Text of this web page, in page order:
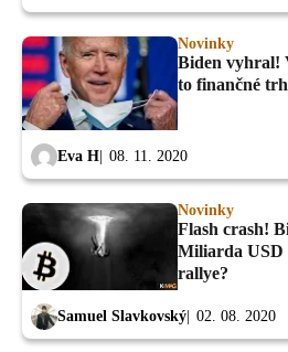
Novinky
Biden vyhral!
to finančné
Eva H 08. 11. 2020
Novinky
Flash crash!
Miliarda USD
rallye?
Samuel Slavkovský 02. 08. 2020